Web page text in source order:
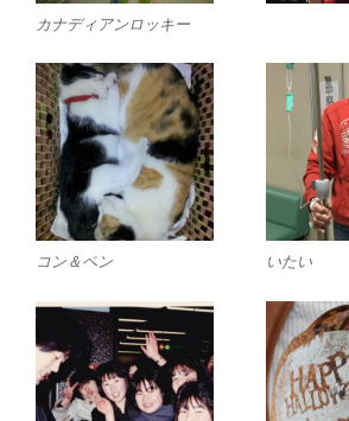
カナディアンロッキー
コン＆ペン いたい